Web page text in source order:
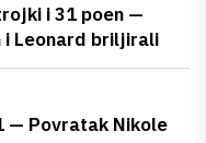
i 31 poen —
i Leonard briljirali
— Povratak Nikole